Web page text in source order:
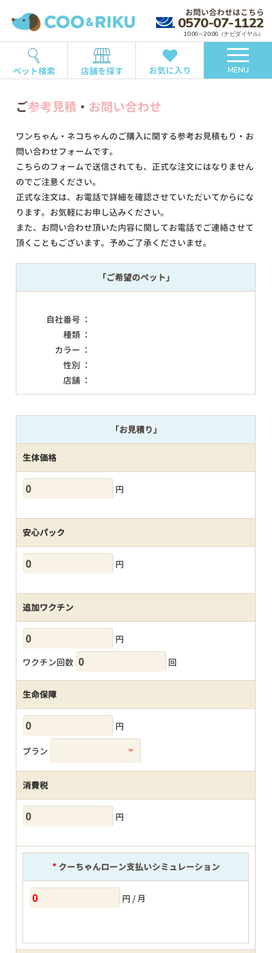
お問い合わせはこちら
0570-07-1122
10:00～20:00（ナビダイヤル）
ペット検索 店舗を探す お気に入り MENU
ご参考見積 ・ お問い合わせ
ワンちゃん・ネコちゃんのご購入に関する参考お見積もり・お
問い合わせフォームです。
こちらのフォームで送信されても、正式な注文にはなりません
のでご注意ください。
正式な注文は、お電話で詳細を確認させていただいてからにな
ります。お気軽にお申し込みください。
また、お問い合わせ頂いた内容に関してお電話でご連絡させて
頂くこともございます。予めご了承くださいませ。
「ご希望のペット」
自社番号 ：
種類 ：
カラー ：
性別 ：
店舗 ：
「お見積り」
生体価格
円
安心パック
円
追加ワクチン
円
ワクチン回数
回
生命保障
円
プラン
消費税
円
*クーちゃんローン支払いシミュレーション
円 / 月